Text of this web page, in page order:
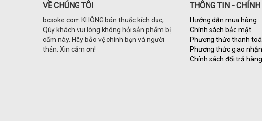
VỀ CHÚNG TÔI
bcsoke.com KHÔNG bán thuốc kích dục,
Qúy khách vui lòng không hỏi sản phẩm bị
cấm này. Hãy bảo vệ chính bạn và người
thân. Xin cảm ơn!
THÔNG TIN - CHÍNH
Hướng dẫn mua hàng
Chính sách bảo mật
Phương thức thanh
Phương thức giao nhận
Chính sách đổi trả